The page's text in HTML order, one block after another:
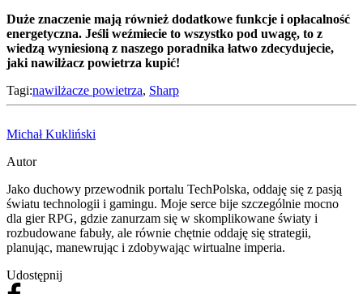
Duże znaczenie mają również dodatkowe funkcje i opłacalność
energetyczna. Jeśli weźmiecie to wszystko pod uwagę, to z
wiedzą wyniesioną z naszego poradnika łatwo zdecydujecie,
jaki nawilżacz powietrza kupić!
Tagi:nawilżacze powietrza, Sharp
Michał Kukliński
Autor
Jako duchowy przewodnik portalu TechPolska, oddaję się z pasją
światu technologii i gamingu. Moje serce bije szczególnie mocno
dla gier RPG, gdzie zanurzam się w skomplikowane światy i
rozbudowane fabuły, ale równie chętnie oddaję się strategii,
planując, manewrując i zdobywając wirtualne imperia.
Udostępnij